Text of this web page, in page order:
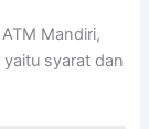
Mandiri,
syarat dan